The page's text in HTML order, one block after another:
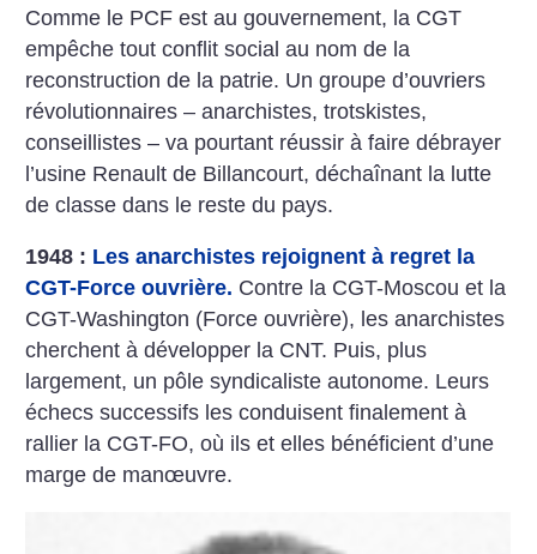
Comme le PCF est au gouvernement, la CGT
empêche tout conflit social au nom de la
reconstruction de la patrie. Un groupe d’ouvriers
révolutionnaires – anarchistes, trotskistes,
conseillistes – va pourtant réussir à faire débrayer
l’usine Renault de Billancourt, déchaînant la lutte
de classe dans le reste du pays.
1948 : Les anarchistes rejoignent à regret la
CGT-Force ouvrière. Contre la CGT-Moscou et la
CGT-Washington (Force ouvrière), les anarchistes
cherchent à développer la CNT. Puis, plus
largement, un pôle syndicaliste autonome. Leurs
échecs successifs les conduisent finalement à
rallier la CGT-FO, où ils et elles bénéficient d’une
marge de manœuvre.